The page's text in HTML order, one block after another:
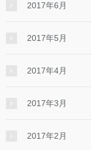
2017年6月
2017年5月
2017年4月
2017年3月
2017年2月